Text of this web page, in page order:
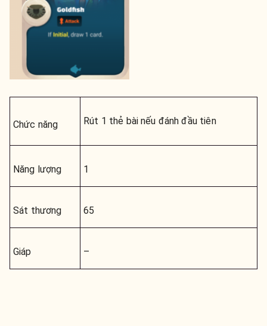
Chức năng Rút 1 thẻ bài nếu đánh đầu tiên
Năng lượng 1
Sát thương 65
Giáp –